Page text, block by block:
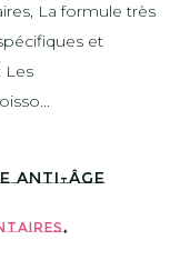
La formule très
et
Les
ANTI-ÂGE
,